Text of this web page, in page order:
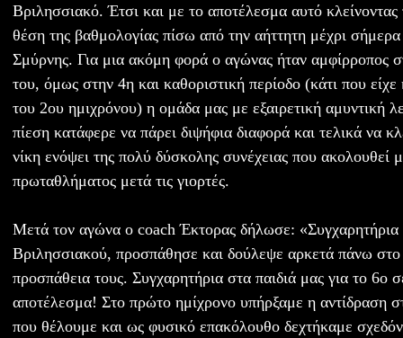
Βριλησσιακό. Έτσι και με το αποτέλεσμα αυτό
θέση της βαθμολογίας πίσω από την αήττητη μέχρι
Σμύρνης. Για μια ακόμη φορά ο αγώνας ήταν αμφίρροπος
του, όμως στην 4η και καθοριστική περίοδο (κάτι που
του 2ου ημιχρόνου) η ομάδα μας με εξαιρετική αμυντική
πίεση κατάφερε να πάρει διψήφια διαφορά και τελικά να
νίκη ενόψει της πολύ δύσκολης συνέχειας που ακολουθεί
πρωταθλήματος μετά τις γιορτές.
Μετά τον αγώνα ο coach Έκτορας δήλωσε: «Συγχαρητήρια
Βριλησσιακού, προσπάθησε και δούλεψε αρκετά πάνω στο
προσπάθεια τους. Συγχαρητήρια στα παιδιά μας για το 6ο
αποτέλεσμα! Στο πρώτο ημίχρονο υπήρξαμε η αντίδραση
που θέλουμε και ως φυσικό επακόλουθο δεχτήκαμε